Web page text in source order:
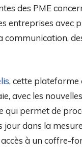
des PME
entreprises avec
communication,
, cette plateforme
avec les
qui permet de
dans la
à un coffre-